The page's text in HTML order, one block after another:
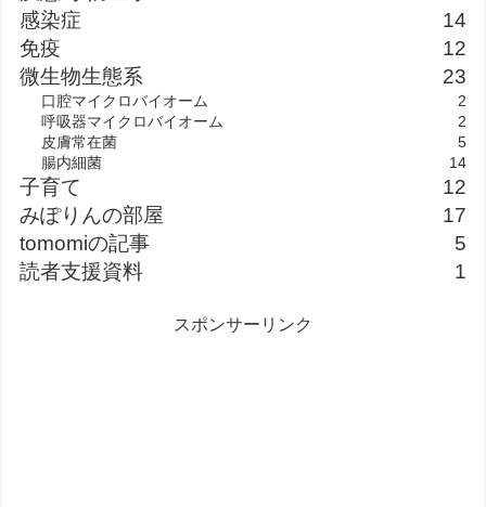
感染症
14
免疫
12
微生物生態系
23
口腔マイクロバイオーム
2
呼吸器マイクロバイオーム
2
皮膚常在菌
5
腸内細菌
14
子育て
12
みぽりんの部屋
17
tomomiの記事
5
読者支援資料
1
スポンサーリンク